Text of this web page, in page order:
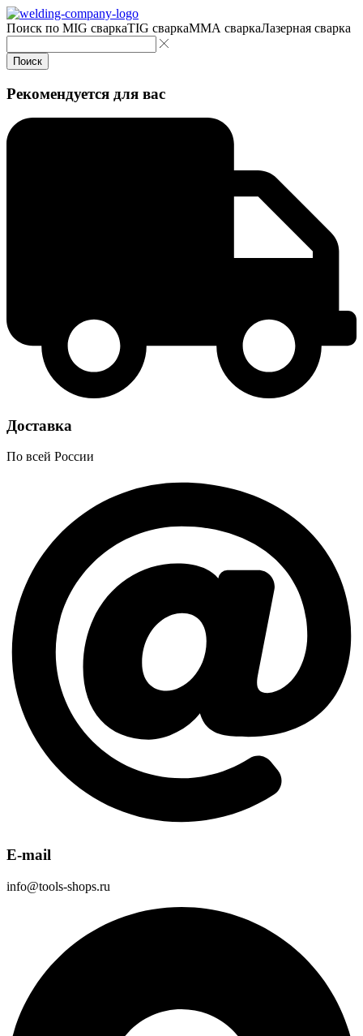
Поиск по MIG сваркаTIG сваркаMMA сваркаЛазерная сварка
Поиск
Рекомендуется для вас
Доставка
По всей России
E-mail
info@tools-shops.ru